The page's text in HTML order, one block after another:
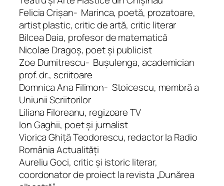
Felicia Crişan- ⁠ Marinca, poetă, prozatoare,
artist plastic, critic de artă, critic literar
Bilcea Daia, profesor de matematică
Nicolae Dragoş, poet şi publicist
Zoe Dumitrescu- ⁠ Buşulenga, academician
prof. dr., scriitoare
Domnica Ana Filimon- ⁠ Stoicescu, membră a
Uniunii Scrii­to­rilor
Liliana Filoreanu, regizoare TV
Ion Gaghii, poet şi jurnalist
Viorica Ghiţă Teodorescu, redactor la Radio
România Actuali­tăţi
Aureliu Goci, critic şi istoric literar,
coordonator de proiect la revista „Du­nărea